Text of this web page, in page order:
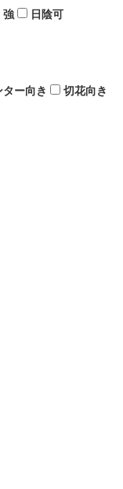
強
日陰可
ー向き
切花向き